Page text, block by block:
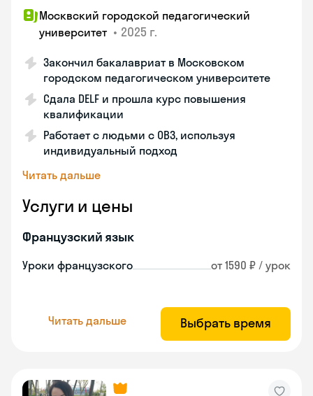
Москвский городской педагогический
университет • 2025 г.
Закончил бакалавриат в Московском
городском педагогическом университете
Сдала DELF и прошла курс повышения
квалификации
Работает с людьми с ОВЗ, используя
индивидуальный подход
Читать дальше
Услуги и цены
Французский язык
Уроки французского от 1590 ₽ / урок
Читать дальше Выбрать время